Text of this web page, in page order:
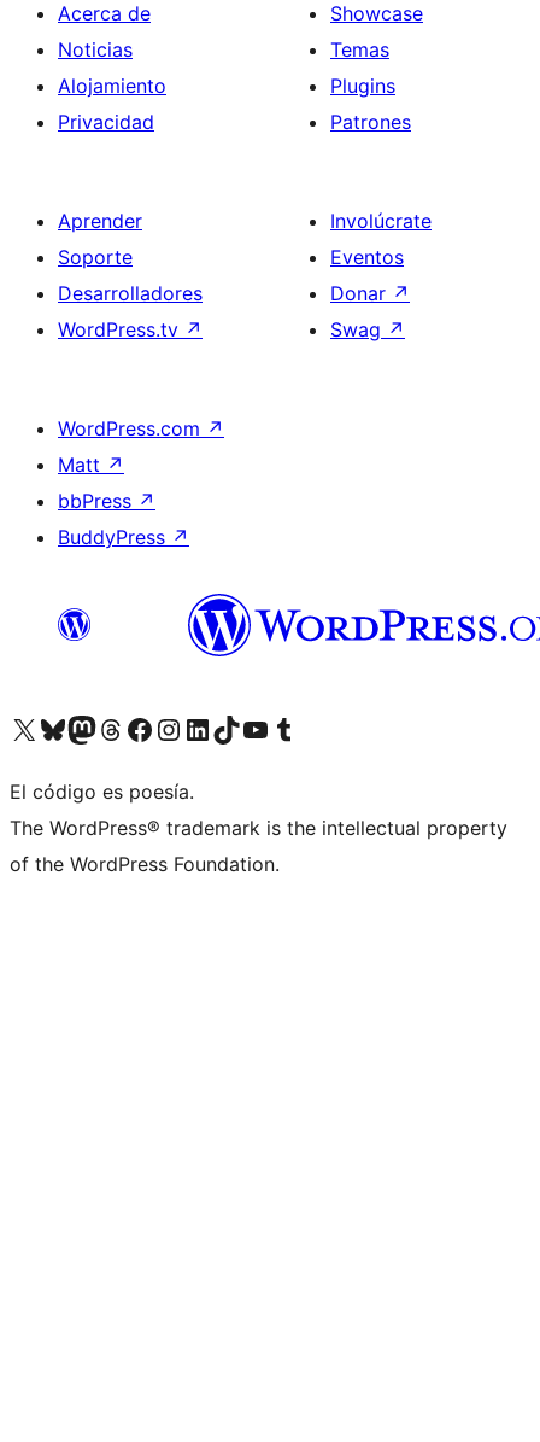
Acerca de
Noticias
Alojamiento
Privacidad
Showcase
Temas
Plugins
Patrones
Aprender
Soporte
Desarrolladores
WordPress.tv ↗
Involúcrate
Eventos
Donar ↗
Swag ↗
WordPress.com ↗
Matt ↗
bbPress ↗
BuddyPress ↗
Visita nuestra cuenta de X (anteriormente Twitter)
Visita nuestra cuenta de Bluesky
Visita nuestra cuenta de Mastodon
Visita nuestra cuenta de Threads
Visita nuestra página de Facebook
Visita nuestra cuenta de Instagram
Visita nuestra cuenta de LinkedIn
Visita nuestra cuenta de TikTok
Visita nuestro canal de YouTube
Visita nuestra cuenta de Tumblr
El código es poesía.
The WordPress® trademark is the intellectual property
of the WordPress Foundation.